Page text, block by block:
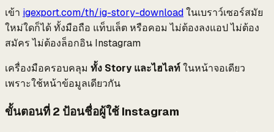
เข้า igexport.com/th/ig-story-downloadในเบราว์เซอร์สมัย
ใหม่ใดก็ได้ ทั้งมือถือ แท็บเล็ต หรือคอม ไม่ต้องลงแอป ไม่ต้อง
สมัคร ไม่ต้องล็อกอิน Instagram
เครื่องมือครอบคลุม ทั้ง Story และไฮไลท์ในหน้าจอเดียว
เพราะใช้หน้าข้อมูลเดียวกัน
ขั้นตอนที่ 2 ป้อนชื่อผู้ใช้ Instagram